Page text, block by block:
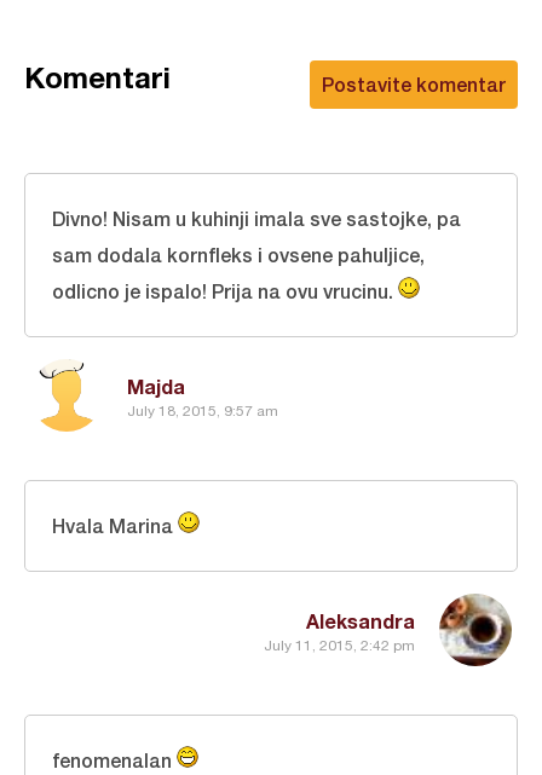
Postavite komentar
Komentari
Majda
July 18, 2015, 9:57 am
Divno! Nisam u kuhinji imala sve sastojke, pa
sam dodala kornfleks i ovsene pahuljice,
odlicno je ispalo! Prija na ovu vrucinu.
Aleksandra
July 11, 2015, 2:42 pm
Hvala Marina
fenomenalan